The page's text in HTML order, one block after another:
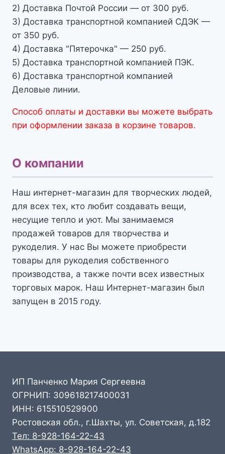
2) Доставка Почтой России — от 300 руб.
3) Доставка транспортной компанией СДЭК —
от 350 руб.
4) Доставка "Пятерочка" — 250 руб.
5) Доставка транспортной компанией ПЭК.
6) Доставка транспортной компанией
Деловые линии.
Способ оплаты и доставки вы можете выбрать
при оформлении заказа в корзине товаров.
О компании
Наш интернет-магазин для творческих людей,
для всех тех, кто любит создавать вещи,
несущие тепло и уют. Мы занимаемся
продажей товаров для творчества и
рукоделия. У нас Вы можете приобрести
товары для рукоделия собственного
производства, а также почти всех известных
торговых марок. Наш Интернет-магазин был
запущен в 2015 году.
ИП Панченко Мария Сергеевна
ОГРНИП: 309618217400031
ИНН: 615510529900
Ростовская обл., г.Шахты, ул. Советская, д.182
Тел: 8-928-164-22-43
WhatsApp: 8-928-164-22-43